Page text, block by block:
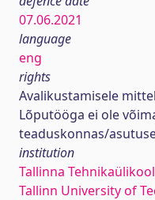
07.06.2021
language
eng
rights
Avalikustamisele
Lõputööga ei ole
teaduskonnas/
institution
Tallinna Tehnikaülikool
Tallinn University of